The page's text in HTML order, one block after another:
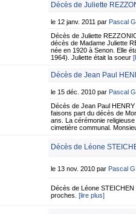
Décès de Juliette
le 12 janv. 2011 par Pascal
Décès de Juliette
décès de Madame Juliette
née en 1920 à Senon. Elle
1964). Juliette était la soeur
Décès de Jean Paul
le 15 déc. 2010 par Pascal
Décès de Jean Paul
faisons part du décès de
ans. La cérémonie
cimetière communal.
Décès de Léone
le 13 nov. 2010 par Pascal
Décès de Léone
proches. [lire plus]